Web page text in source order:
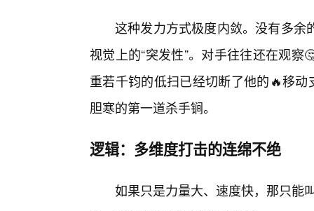
这种发力方式极度内敛。没有多余
视觉上的“突发性”。对手往往还在观
重若千钧的低扫已经切断了他的🔥移
胆寒的第一道杀手锏。
逻辑：多维度打击的连绵不绝
如果只是力量大、速度快，那只能